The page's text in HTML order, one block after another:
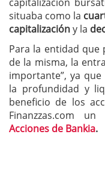
situaba como la
capitalizacióny la
Para la entidad que
de la misma, la
importante”, ya
la profundidad y
beneficio de los
Finanzzas.com
Acciones de Bankia.